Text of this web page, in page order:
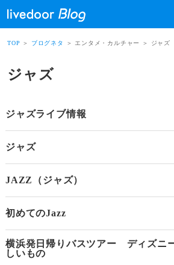
TOP ＞ ブログネタ ＞ エンタメ・カルチャー ＞ ジャズ
ジャズ
ジャズライブ情報
ジャズ
JAZZ（ジャズ）
初めてのJazz
横浜発日帰りバスツアー ディズニ
しいもの